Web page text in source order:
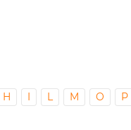
H I L M O P